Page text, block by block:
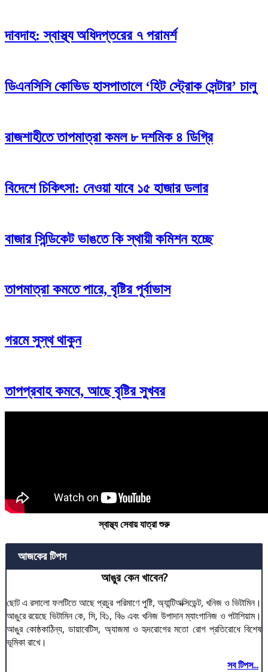
দাবদাহ: স্বাস্থ্য অধিদপ্তরের ৭ পরামর্শ
ডিএনসিসি কোভিড হাসপাতালে ‘হিট স্ট্রোক সেন্টার’ চালু
রাজশাহীতে তাপমাত্রা কমল ৮ দশমিক ৪ ডিগ্রি
বিদেশে চিকিৎসা: নেওয়া যাবে ১৫ হাজার ডলার
বাজার সিন্ডিকেট ভাঙতে কি স্থায়ী কমিশন হচ্ছে
তাপমাত্রা কমতে পারে, বৃষ্টির পূর্বাভাস
গরমে সুস্থ থাকুন
তাপপ্রবাহ কমবে, আছে বৃষ্টির সুখবর
স্বাস্থ্য সেবায় যাত্রা শুরু
আজকের টিপস
আঙুর কেন খাবেন?
ছোট এ রসালো ফলটিতে আছে প্রচুর পরিমাণে পুষ্টি, অ্যান্টিঅক্সিডেন্ট, খনিজ ও ভিটামিন।
আঙুরে রয়েছে ভিটামিন কে, সি, বি১, বি৬ এবং খনিজ উপাদান ম্যাংগানিজ ও পটাশিয়াম।
আঙুর কোষ্ঠকাঠিন্য, ডায়াবেটিস, অ্যাজমা ও হৃদরোগের মতো রোগ প্রতিরোধে বিশেষ
ভূমিকা রাখে।
সব টিপস...